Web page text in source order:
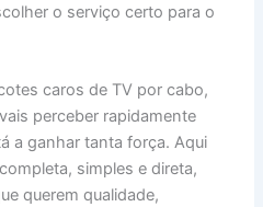
o serviço certo para o
caros de TV por cabo,
perceber rapidamente
a ganhar tanta força. Aqui
simples e direta,
querem qualidade,